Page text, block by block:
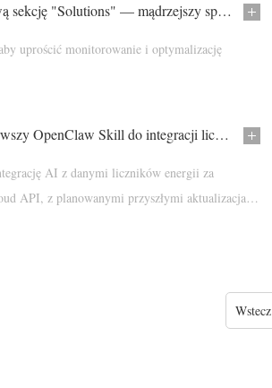
IAMMETER uruchamia nową sekcję "Solutions" — mądrzejszy sposób na odkrywanie monitorowania energii
uprościć monitorowanie i optymalizację
IAMMETER uruchamia pierwszy OpenClaw Skill do integracji liczników energii z AI
AI z danymi liczników energii za
API, z planowanymi przyszłymi aktualizacjami
Wstecz